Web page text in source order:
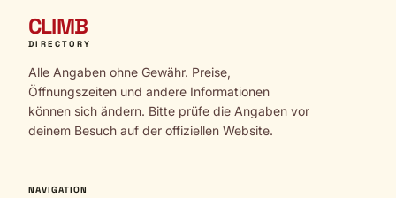
CLIMB
DIRECTORY
Alle Angaben ohne Gewähr. Preise,
Öffnungszeiten und andere Informationen
können sich ändern. Bitte prüfe die Angaben vor
deinem Besuch auf der offiziellen Website.
NAVIGATION